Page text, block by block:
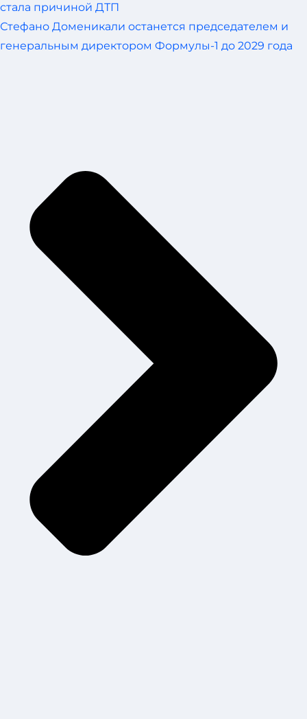
стала причиной ДТП
Стефано Доменикали останется председателем и
генеральным директором Формулы-1 до 2029 года